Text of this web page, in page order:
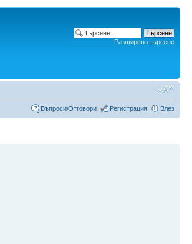
Разширено търсене
Въпроси/Отговори Регистрация Влез